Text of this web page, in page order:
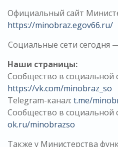
Официальный сайт
https://minobraz.egov66.ru/
Социальные сети сегодня
Наши страницы:
Сообщество в социальной
https://vk.com/minobraz_so
Telegram-канал: t.me/
Сообщество в социальной
ok.ru/minobrazso
Также у Министерства